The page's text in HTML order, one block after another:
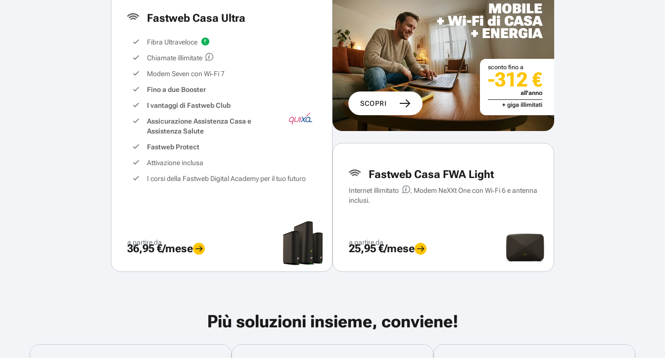
Fastweb Casa Ultra
Fibra Ultraveloce
Chiamate illimitate
Modem Seven con Wi‑Fi 7
Fino a due Booster
I vantaggi di Fastweb Club
Assicurazione Assistenza Casa e
Assistenza Salute
Fastweb Protect
Attivazione inclusa
I corsi della Fastweb Digital Academy per il tuo futuro
a partire da
36,95 €/mese
MOBILE
+ Wi-Fi di CASA
+ ENERGIA
SCOPRI
sconto fino a
-312 €
all'anno
+ giga illimitati
Fastweb Casa FWA Light
Internet illimitato
, Modem NeXXt One con Wi‑Fi 6 e antenna
inclusi.
a partire da
25,95 €/mese
Più soluzioni insieme, conviene!